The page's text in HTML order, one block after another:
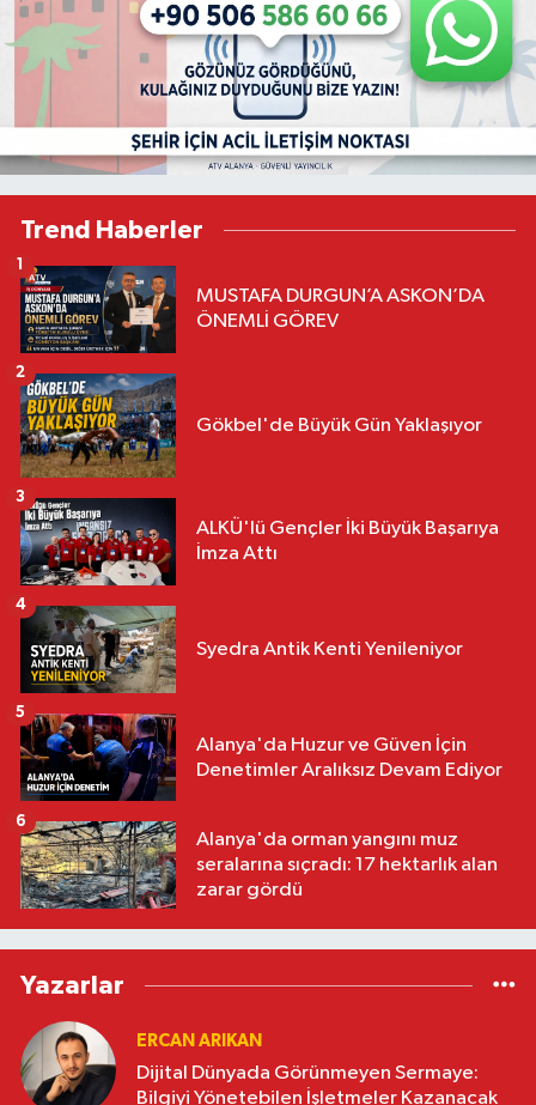
Trend Haberler
MUSTAFA DURGUN’A ASKON’DA
ÖNEMLİ GÖREV
1
Gökbel'de Büyük Gün Yaklaşıyor
2
ALKÜ'lü Gençler İki Büyük Başarıya
İmza Attı
3
Syedra Antik Kenti Yenileniyor
4
Alanya'da Huzur ve Güven İçin
Denetimler Aralıksız Devam Ediyor
5
Alanya'da orman yangını muz
seralarına sıçradı: 17 hektarlık alan
zarar gördü
6
Yazarlar
ERCAN ARIKAN
Dijital Dünyada Görünmeyen Sermaye:
Bilgiyi Yönetebilen İşletmeler Kazanacak